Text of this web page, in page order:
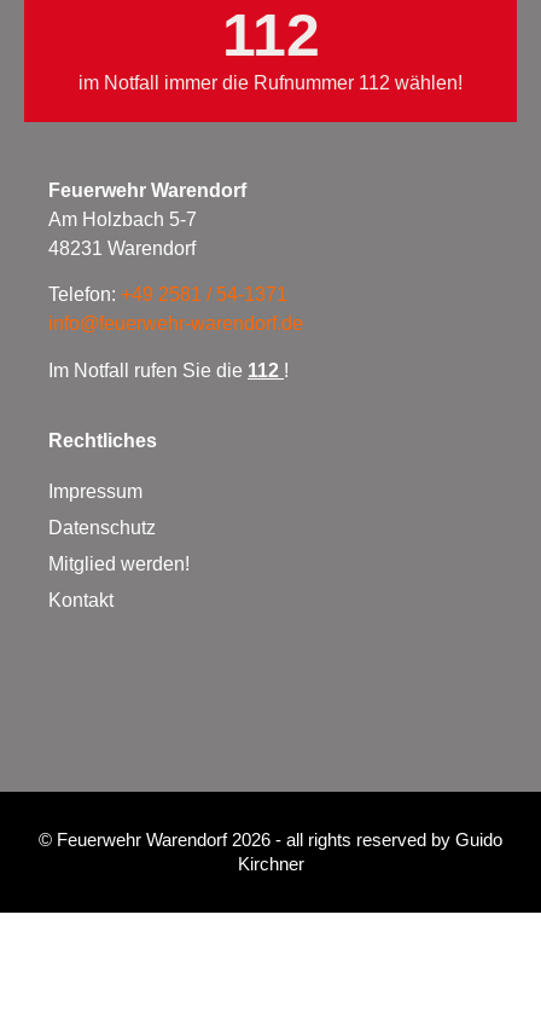
112
im Notfall immer die Rufnummer 112 wählen!
Feuerwehr Warendorf
Am Holzbach 5-7
48231 Warendorf
Telefon: +49 2581 / 54-1371
info@feuerwehr-warendorf.de
Im Notfall rufen Sie die 112 !
Rechtliches
Impressum
Datenschutz
Mitglied werden!
Kontakt
© Feuerwehr Warendorf 2026 - all rights reserved by Guido
Kirchner